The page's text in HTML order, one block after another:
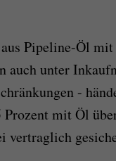
Pipeline-Öl mit
auch unter
-
mit Öl
vertraglich